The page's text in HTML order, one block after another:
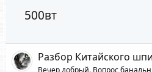
500вт
Разбор Китайского
Вечер добрый. Вопрос